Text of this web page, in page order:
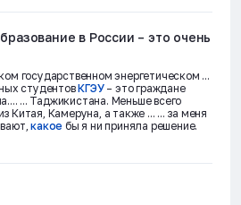
в России – это очень
государственном энергетическом ...
студентовКГЭУ– это граждане
... Таджикистана. Меньше всего
Китая, Камеруна, а также ... ... за меня
какое бы я ни приняла решение.